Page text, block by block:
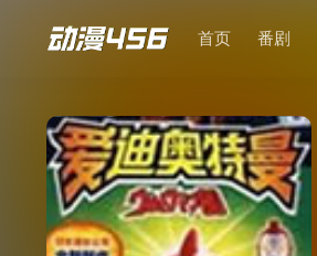
首页 番剧